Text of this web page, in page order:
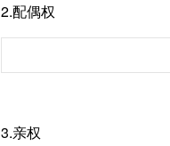
2.配偶权
3.亲权